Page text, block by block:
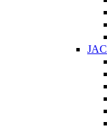
JAC